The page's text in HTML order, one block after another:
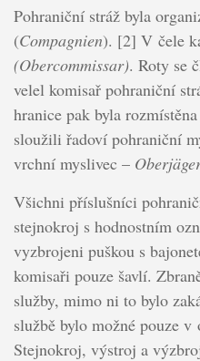
Pohraniční stráž byla
(Compagnien). [2] V čele
(Obercommissar). Roty se
velel komisař pohraniční
hranice pak byla
sloužili řadoví pohraniční
vrchní myslivec –
Všichni příslušníci
stejnokroj s hodnostním
vyzbrojeni puškou s
komisaři pouze šavlí.
služby, mimo ni to bylo
službě bylo možné pouze v
Stejnokroj, výstroj a